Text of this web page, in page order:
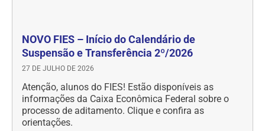
NOVO FIES – Início do Calendário de
Suspensão e Transferência 2º/2026
27 DE JULHO DE 2026
Atenção, alunos do FIES! Estão disponíveis as
informações da Caixa Econômica Federal sobre o
processo de aditamento. Clique e confira as
orientações.